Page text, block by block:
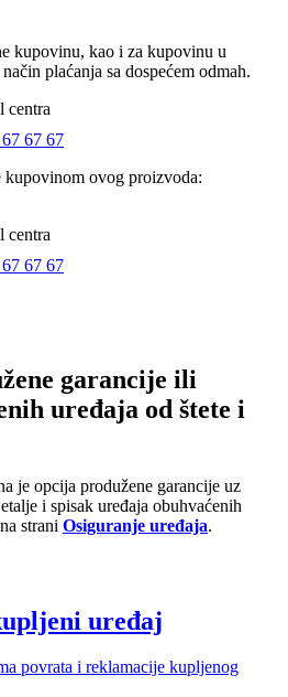
kupovinu, kao i za kupovinu u
plaćanja sa dospećem odmah.
centra
67 67
ovog proizvoda:
centra
67 67
garancije ili
uređaja od štete i
je opcija produžene garancije uz
i spisak uređaja obuhvaćenih
strani Osiguranje uređaja.
uređaj
povrata i reklamacije kupljenog